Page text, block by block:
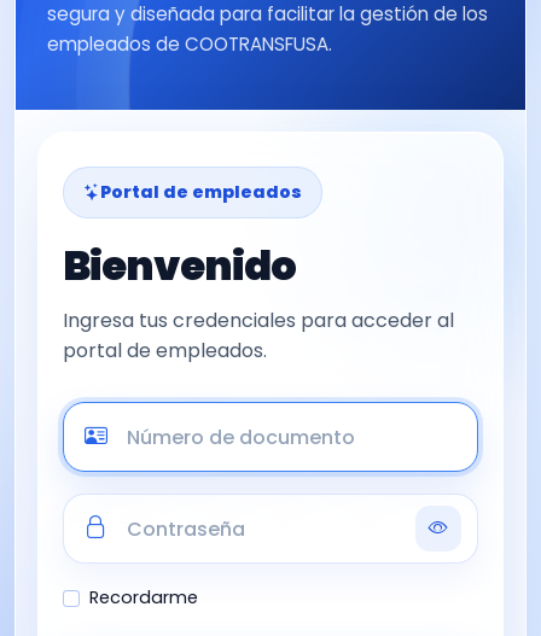
segura y diseñada para facilitar la gestión de los
empleados de COOTRANSFUSA.
Portal de empleados
Bienvenido
Ingresa tus credenciales para acceder al
portal de empleados.
Recordarme